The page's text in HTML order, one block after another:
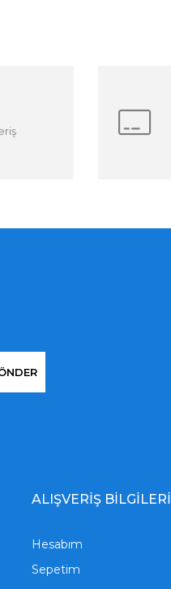
ALIŞVERİŞ BİLGİLERİ
Hesabım
Sepetim